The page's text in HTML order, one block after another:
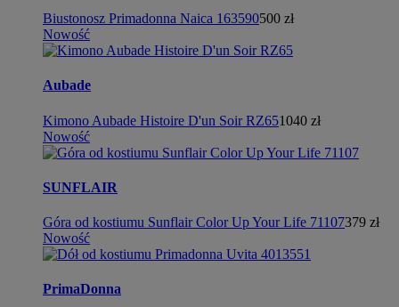
Biustonosz Primadonna Naica 163590500 zł
Nowość
Aubade
Kimono Aubade Histoire D'un Soir RZ651040 zł
Nowość
SUNFLAIR
Góra od kostiumu Sunflair Color Up Your Life 71107379 zł
Nowość
PrimaDonna